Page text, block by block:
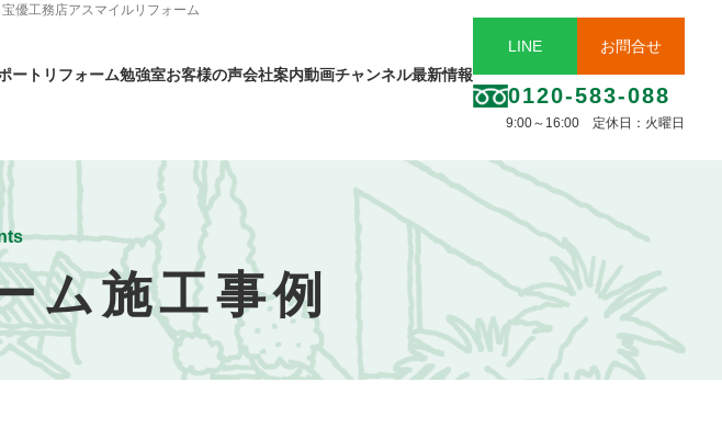
優工務店アスマイルリフォーム
ート リフォーム勉強室お客様の声会社案内動画チャンネル最新情報
LINE お問合せ
0120-583-088
9:00～16:00 定休日：火曜日
ム施工事例